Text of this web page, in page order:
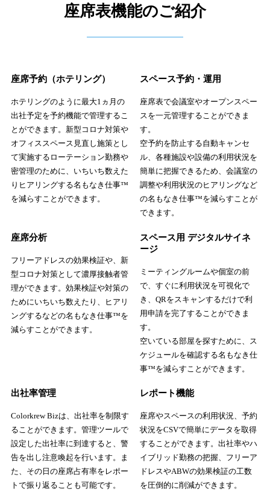
座席表機能のご紹介
座席予約（ホテリング）
ホテリングのように最大1ヵ月の
出社予定を予約機能で管理するこ
とができます。新型コロナ対策や
オフィススペース見直し施策とし
て実施するローテーション勤務や
密管理のために、いちいち数えた
りヒアリングする名もなき仕事™
を減らすことができます。
スペース予約・運用
座席表で会議室やオープンスペー
スを一元管理することができま
す。
空予約を防止する自動キャンセ
ル、各種施設や設備の利用状況を
簡単に把握できるため、会議室の
調整や利用状況のヒアリングなど
の名もなき仕事™を減らすことが
できます。
座席分析
フリーアドレスの効果検証や、新
型コロナ対策として濃厚接触者管
理ができます。効果検証や対策の
ためにいちいち数えたり、ヒアリ
ングするなどの名もなき仕事™を
減らすことができます。
スペース用 デジタルサイネ
ージ
ミーティングルームや個室の前
で、すぐに利用状況を可視化で
き、QRをスキャンするだけで利
用申請を完了することができま
す。
空いている部屋を探すために、ス
ケジュールを確認する名もなき仕
事™を減らすことができます。
出社率管理
Colorkrew Bizは、出社率を制限す
ることができます。管理ツールで
設定した出社率に到達すると、警
告を出し注意喚起を行います。ま
た、その日の座席占有率をレポー
トで振り返ることも可能です。
レポート機能
座席やスペースの利用状況、予約
状況をCSVで簡単にデータを取得
することができます。出社率やハ
イブリッド勤務の把握、フリーア
ドレスやABWの効果検証の工数
を圧倒的に削減ができます。